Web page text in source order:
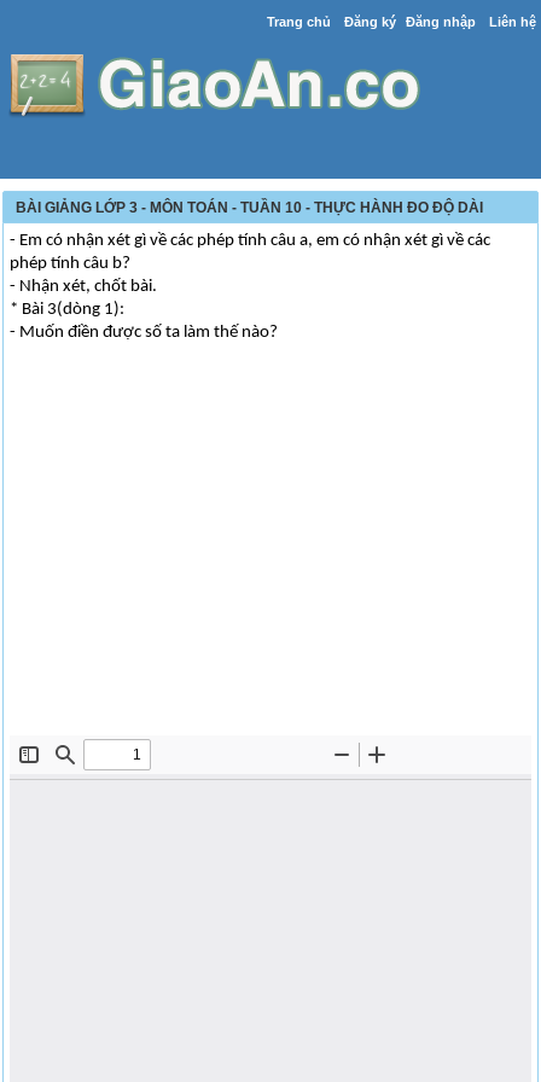
Trang chủ Đăng ký Đăng nhập Liên hệ
BÀI GIẢNG LỚP 3 - MÔN TOÁN - TUẦN 10 - THỰC HÀNH ĐO ĐỘ DÀI
- Em có nhận xét gì về các phép tính câu a, em có nhận xét gì về các
phép tính câu b?
- Nhận xét, chốt bài.
* Bài 3(dòng 1):
- Muốn điền được số ta làm thế nào?